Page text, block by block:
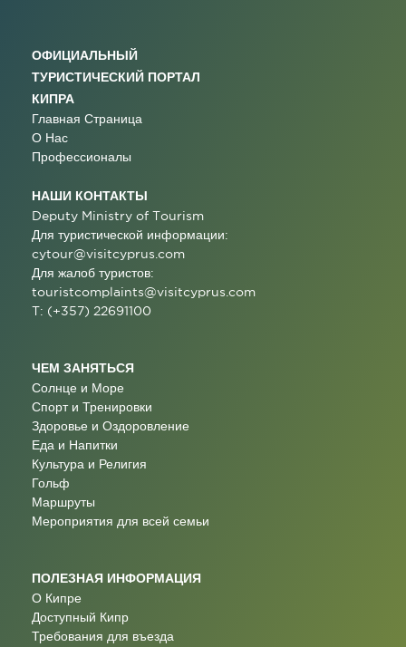
ОФИЦИАЛЬНЫЙ
ТУРИСТИЧЕСКИЙ ПОРТАЛ
КИПРА
Главная Страница
О Нас
Профессионалы
НАШИ КОНТАКТЫ
Deputy Ministry of Tourism
Для туристической информации:
cytour@visitcyprus.com
Для жалоб туристов:
touristcomplaints@visitcyprus.com
T: (+357) 22691100
ЧЕМ ЗАНЯТЬСЯ
Солнце и Море
Спорт и Тренировки
Здоровье и Оздоровление
Еда и Напитки
Культура и Религия
Гольф
Маршруты
Мероприятия для всей семьи
ПОЛЕЗНАЯ ИНФОРМАЦИЯ
О Кипре
Доступный Кипр
Требования для въезда